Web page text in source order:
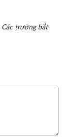
Các trường bắt